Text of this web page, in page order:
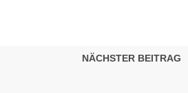
NÄCHSTER BEITRAG